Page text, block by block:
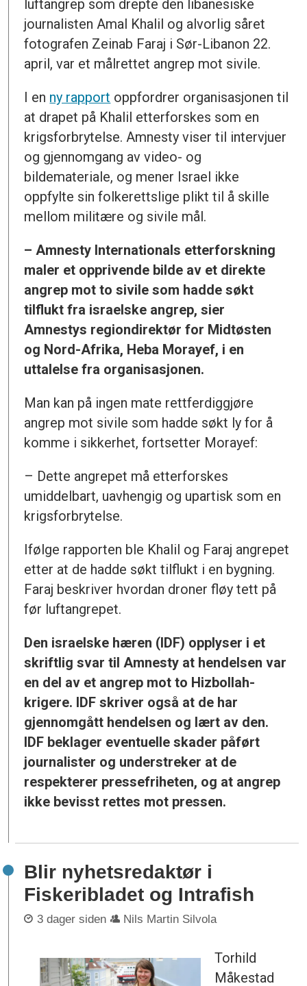
luftangrep som drepte den libanesiske
journalisten Amal Khalil og alvorlig såret
fotografen Zeinab Faraj i Sør-Libanon 22.
april, var et målrettet angrep mot sivile.
I en ny rapport oppfordrer organisasjonen til
at drapet på Khalil etterforskes som en
krigsforbrytelse. Amnesty viser til intervjuer
og gjennomgang av video- og
bildemateriale, og mener Israel ikke
oppfylte sin folkerettslige plikt til å skille
mellom militære og sivile mål.
– Amnesty Internationals etterforskning
maler et opprivende bilde av et direkte
angrep mot to sivile som hadde søkt
tilflukt fra israelske angrep, sier
Amnestys regiondirektør for Midtøsten
og Nord-Afrika, Heba Morayef, i en
uttalelse fra organisasjonen.
Man kan på ingen mate rettferdiggjøre
angrep mot sivile som hadde søkt ly for å
komme i sikkerhet, fortsetter Morayef:
– Dette angrepet må etterforskes
umiddelbart, uavhengig og upartisk som en
krigsforbrytelse.
Ifølge rapporten ble Khalil og Faraj angrepet
etter at de hadde søkt tilflukt i en bygning.
Faraj beskriver hvordan droner fløy tett på
før luftangrepet.
Den israelske hæren (IDF) opplyser i et
skriftlig svar til Amnesty at hendelsen var
en del av et angrep mot to Hizbollah-
krigere. IDF skriver også at de har
gjennomgått hendelsen og lært av den.
IDF beklager eventuelle skader påført
journalister og understreker at de
respekterer pressefriheten, og at angrep
ikke bevisst rettes mot pressen.
Blir nyhetsredaktør i
Fiskeribladet og Intrafish
3 dager siden Nils Martin Silvola
Torhild
Måkestad